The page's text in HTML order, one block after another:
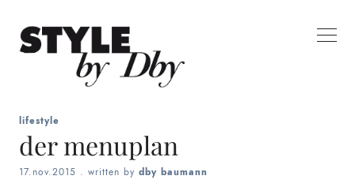
lifestyle
der menuplan
17.nov.2015 . written by dby baumann